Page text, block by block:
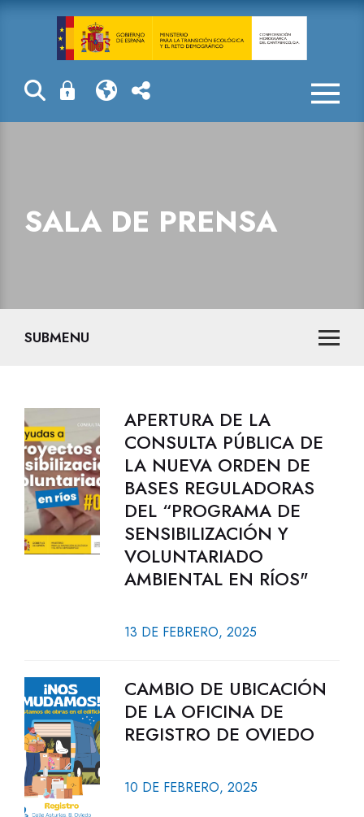
Sala de prensa
SALA DE PRENSA
SUBMENU
APERTURA DE LA
CONSULTA PÚBLICA DE
LA NUEVA ORDEN DE
BASES REGULADORAS
DEL “PROGRAMA DE
SENSIBILIZACIÓN Y
VOLUNTARIADO
AMBIENTAL EN RÍOS"
13 DE FEBRERO, 2025
CAMBIO DE UBICACIÓN
DE LA OFICINA DE
REGISTRO DE OVIEDO
10 DE FEBRERO, 2025